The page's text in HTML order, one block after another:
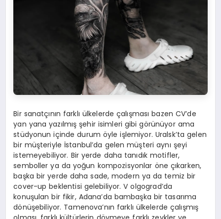
Bir sanatçının farklı ülkelerde çalışması bazen CV’de
yan yana yazılmış şehir isimleri gibi görünüyor ama
stüdyonun içinde durum öyle işlemiyor. Uralsk’ta gelen
bir müşteriyle İstanbul’da gelen müşteri aynı şeyi
istemeyebiliyor. Bir yerde daha tanıdık motifler,
semboller ya da yoğun kompozisyonlar öne çıkarken,
başka bir yerde daha sade, modern ya da temiz bir
cover-up beklentisi gelebiliyor. V olgograd’da
konuşulan bir fikir, Adana’da bambaşka bir tasarıma
dönüşebiliyor. Tamenova’nın farklı ülkelerde çalışmış